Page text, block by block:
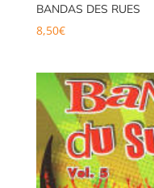
BANDAS DES RUES
8,50€